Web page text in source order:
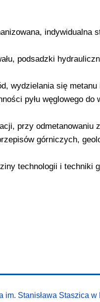
indywidualna
podsadzki
wydzielania się metanu
pyłu węglowego do
przy odmetanowaniu
górniczych,
technologii i techniki
im. Stanisława Staszica w